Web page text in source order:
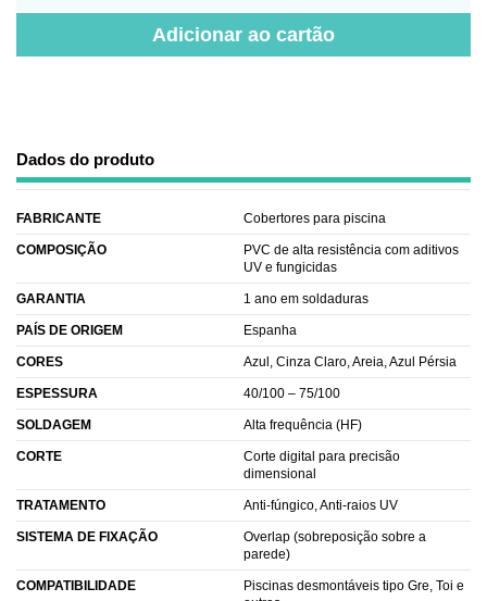
Adicionar ao cartão
Dados do produto
FABRICANTE Cobertores para piscina
COMPOSIÇÃO
PVC de alta resistência com aditivos
UV e fungicidas
GARANTIA 1 ano em soldaduras
PAÍS DE ORIGEM Espanha
CORES Azul, Cinza Claro, Areia, Azul Pérsia
ESPESSURA 40/100 – 75/100
SOLDAGEM Alta frequência (HF)
CORTE
Corte digital para precisão
dimensional
TRATAMENTO Anti-fúngico, Anti-raios UV
SISTEMA DE FIXAÇÃO
Overlap (sobreposição sobre a
parede)
COMPATIBILIDADE
Piscinas desmontáveis tipo Gre, Toi e